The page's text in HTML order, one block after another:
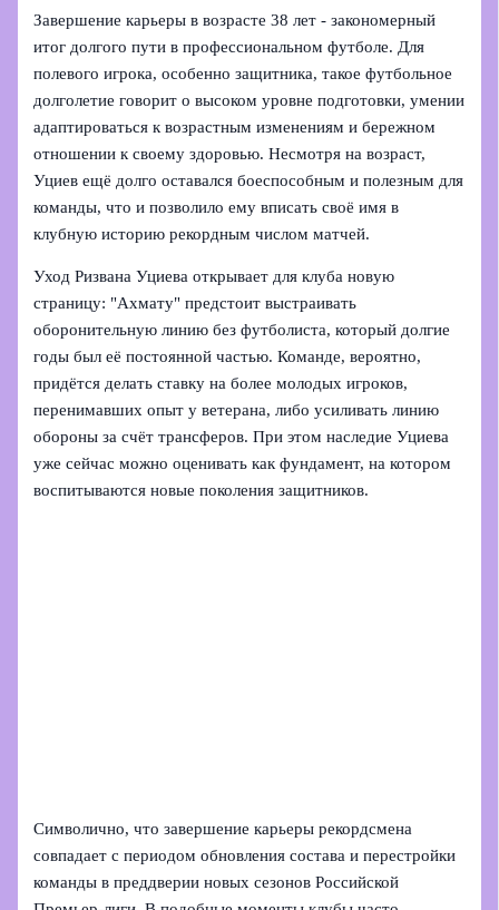
Завершение карьеры в возрасте 38 лет - закономерный
итог долгого пути в профессиональном футболе. Для
полевого игрока, особенно защитника, такое футбольное
долголетие говорит о высоком уровне подготовки, умении
адаптироваться к возрастным изменениям и бережном
отношении к своему здоровью. Несмотря на возраст,
Уциев ещё долго оставался боеспособным и полезным для
команды, что и позволило ему вписать своё имя в
клубную историю рекордным числом матчей.
Уход Ризвана Уциева открывает для клуба новую
страницу: "Ахмату" предстоит выстраивать
оборонительную линию без футболиста, который долгие
годы был её постоянной частью. Команде, вероятно,
придётся делать ставку на более молодых игроков,
перенимавших опыт у ветерана, либо усиливать линию
обороны за счёт трансферов. При этом наследие Уциева
уже сейчас можно оценивать как фундамент, на котором
воспитываются новые поколения защитников.
Символично, что завершение карьеры рекордсмена
совпадает с периодом обновления состава и перестройки
команды в преддверии новых сезонов Российской